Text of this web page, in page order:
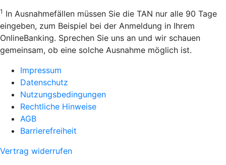
1 In Ausnahmefällen müssen Sie die TAN nur alle 90 Tage
eingeben, zum Beispiel bei der Anmeldung in Ihrem
OnlineBanking. Sprechen Sie uns an und wir schauen
gemeinsam, ob eine solche Ausnahme möglich ist.
Impressum
Datenschutz
Nutzungsbedingungen
Rechtliche Hinweise
AGB
Barrierefreiheit
Vertrag widerrufen